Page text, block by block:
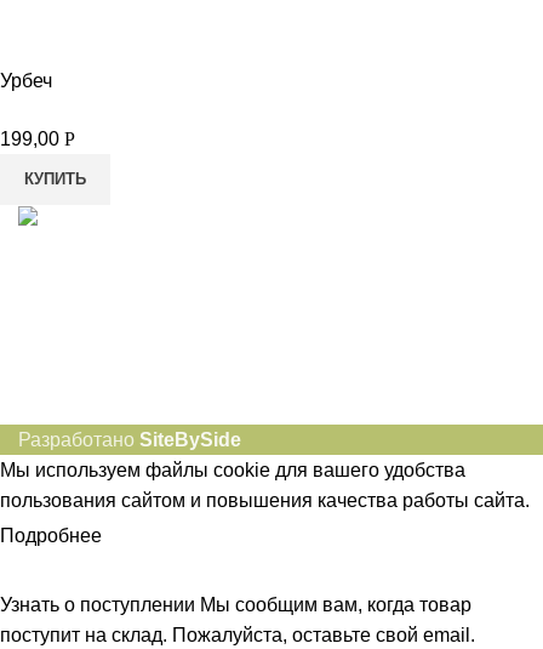
Урбеч
199,00 Р
КУПИТЬ
Разработано SiteBySide
Мы используем файлы cookie для вашего удобства
пользования сайтом и повышения качества работы сайта.
Подробнее
Узнать о поступлении Мы сообщим вам, когда товар
поступит на склад. Пожалуйста, оставьте свой email.